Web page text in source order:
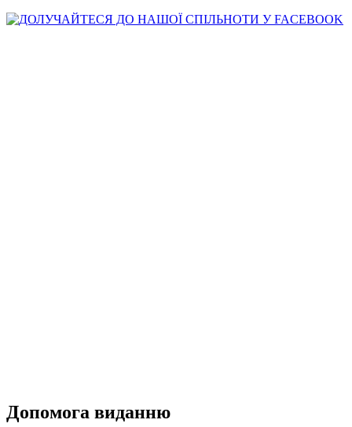
Допомога виданню